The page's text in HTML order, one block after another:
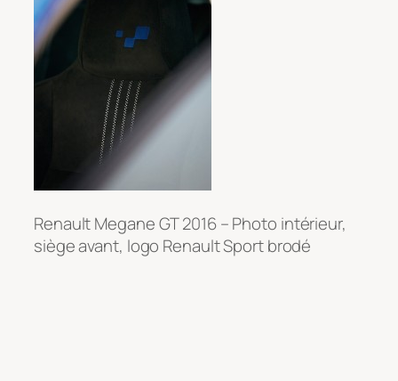
Renault Megane GT 2016 – Photo intérieur,
siège avant, logo Renault Sport brodé